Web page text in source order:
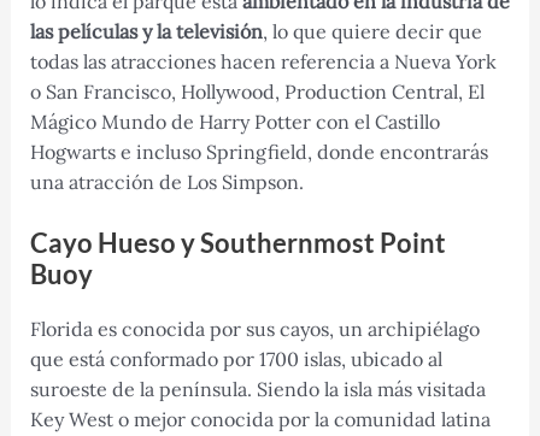
las películas y la televisión, lo que quiere decir que
todas las atracciones hacen referencia a Nueva York
o San Francisco, Hollywood, Production Central, El
Mágico Mundo de Harry Potter con el Castillo
Hogwarts e incluso Springfield, donde encontrarás
una atracción de Los Simpson.
Cayo Hueso y Southernmost Point
Buoy
Florida es conocida por sus cayos, un archipiélago
que está conformado por 1700 islas, ubicado al
suroeste de la península. Siendo la isla más visitada
Key West o mejor conocida por la comunidad latina